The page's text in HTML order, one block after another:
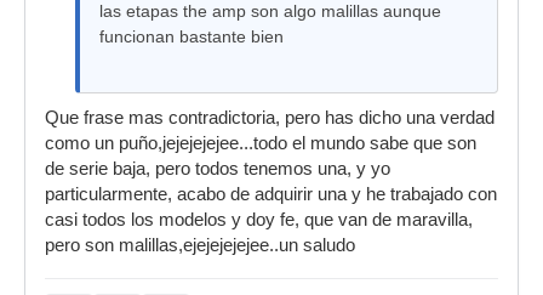
las etapas the amp son algo malillas aunque
funcionan bastante bien
Que frase mas contradictoria, pero has dicho una verdad
como un puño,jejejejejee...todo el mundo sabe que son
de serie baja, pero todos tenemos una, y yo
particularmente, acabo de adquirir una y he trabajado con
casi todos los modelos y doy fe, que van de maravilla,
pero son malillas,ejejejejejee..un saludo